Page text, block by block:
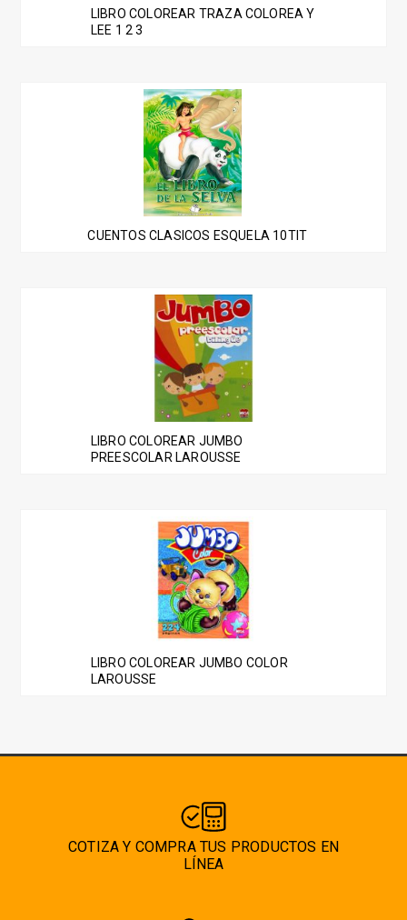
LIBRO COLOREAR TRAZA COLOREA Y
LEE 1 2 3
CUENTOS CLASICOS ESQUELA 10TIT
LIBRO COLOREAR JUMBO
PREESCOLAR LAROUSSE
LIBRO COLOREAR JUMBO COLOR
LAROUSSE
COTIZA Y COMPRA TUS PRODUCTOS EN
LÍNEA